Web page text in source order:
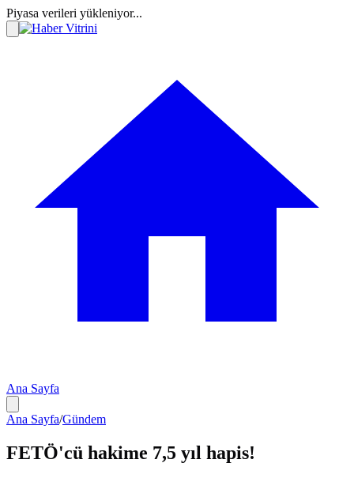
Piyasa verileri yükleniyor...
Ana Sayfa
Ana Sayfa/Gündem
FETÖ'cü hakime 7,5 yıl hapis!